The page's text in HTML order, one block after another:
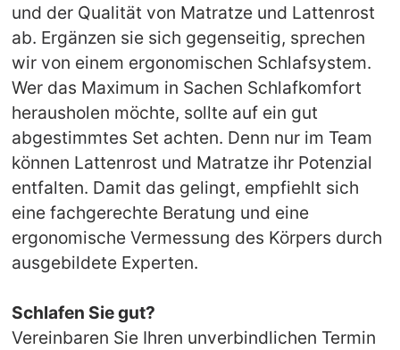
und der Qualität von Matratze und Lattenrost
ab. Ergänzen sie sich gegenseitig, sprechen
wir von einem ergonomischen Schlafsystem.
Wer das Maximum in Sachen Schlafkomfort
herausholen möchte, sollte auf ein gut
abgestimmtes Set achten. Denn nur im Team
können Lattenrost und Matratze ihr Potenzial
entfalten. Damit das gelingt, empfiehlt sich
eine fachgerechte Beratung und eine
ergonomische Vermessung des Körpers durch
ausgebildete Experten.
Schlafen Sie gut?
Vereinbaren Sie Ihren unverbindlichen Termin